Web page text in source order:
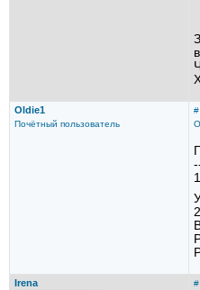
Oldie1
Почётный пользователь
#
Irena #